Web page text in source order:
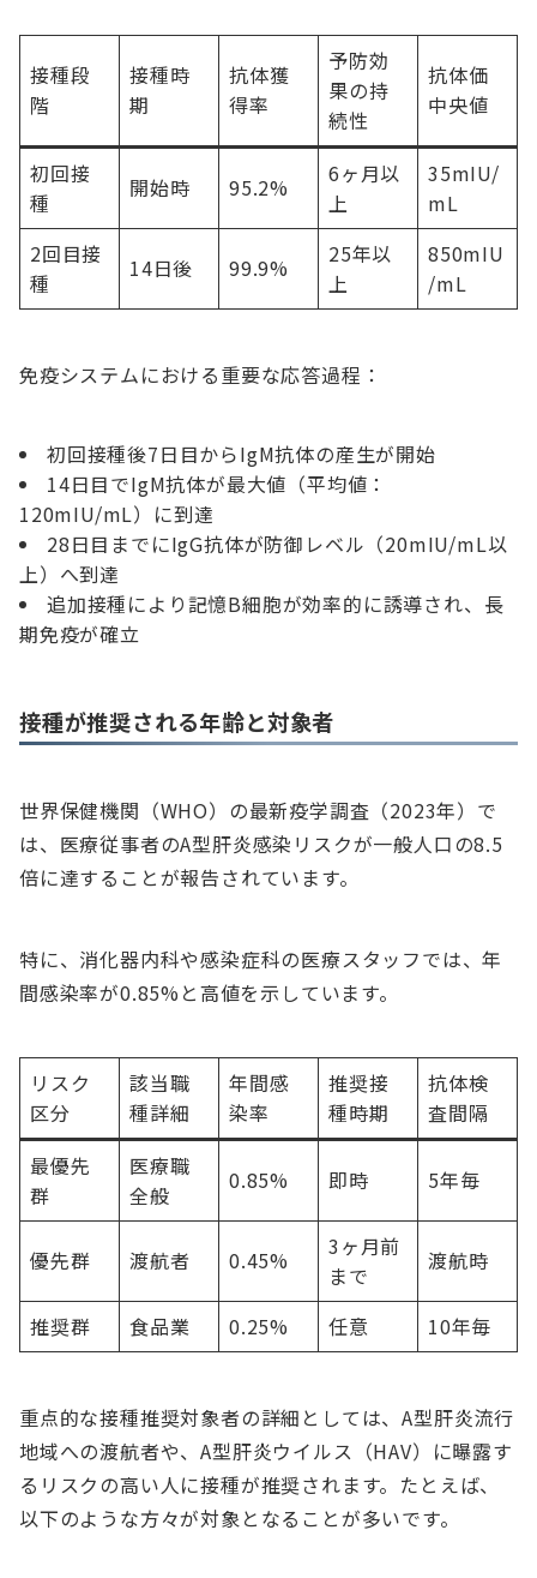
接種段
階
接種時
期
抗体獲
得率
予防効
果の持
続性
抗体価
中央値
初回接
種
開始時 95.2%
6ヶ月以
上
35mIU/
mL
2回目接
種
14日後 99.9%
25年以
上
850mIU
/mL
免疫システムにおける重要な応答過程：
初回接種後7日目からIgM抗体の産生が開始
14日目でIgM抗体が最大値（平均値：
120mIU/mL）に到達
28日目までにIgG抗体が防御レベル（20mIU/mL以
上）へ到達
追加接種により記憶B細胞が効率的に誘導され、長
期免疫が確立
接種が推奨される年齢と対象者
世界保健機関（WHO）の最新疫学調査（2023年）で
は、医療従事者のA型肝炎感染リスクが一般人口の8.5
倍に達することが報告されています。
特に、消化器内科や感染症科の医療スタッフでは、年
間感染率が0.85%と高値を示しています。
リスク
区分
該当職
種詳細
年間感
染率
推奨接
種時期
抗体検
査間隔
最優先
群
医療職
全般
0.85% 即時 5年毎
優先群 渡航者 0.45%
3ヶ月前
まで
渡航時
推奨群 食品業 0.25% 任意 10年毎
重点的な接種推奨対象者の詳細としては、A型肝炎流行
地域への渡航者や、A型肝炎ウイルス（HAV）に曝露す
るリスクの高い人に接種が推奨されます。たとえば、
以下のような方々が対象となることが多いです。